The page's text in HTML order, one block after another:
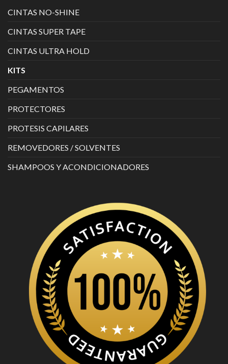
CINTAS NO-SHINE
CINTAS SUPER TAPE
CINTAS ULTRA HOLD
KITS
PEGAMENTOS
PROTECTORES
PROTESIS CAPILARES
REMOVEDORES / SOLVENTES
SHAMPOOS Y ACONDICIONADORES